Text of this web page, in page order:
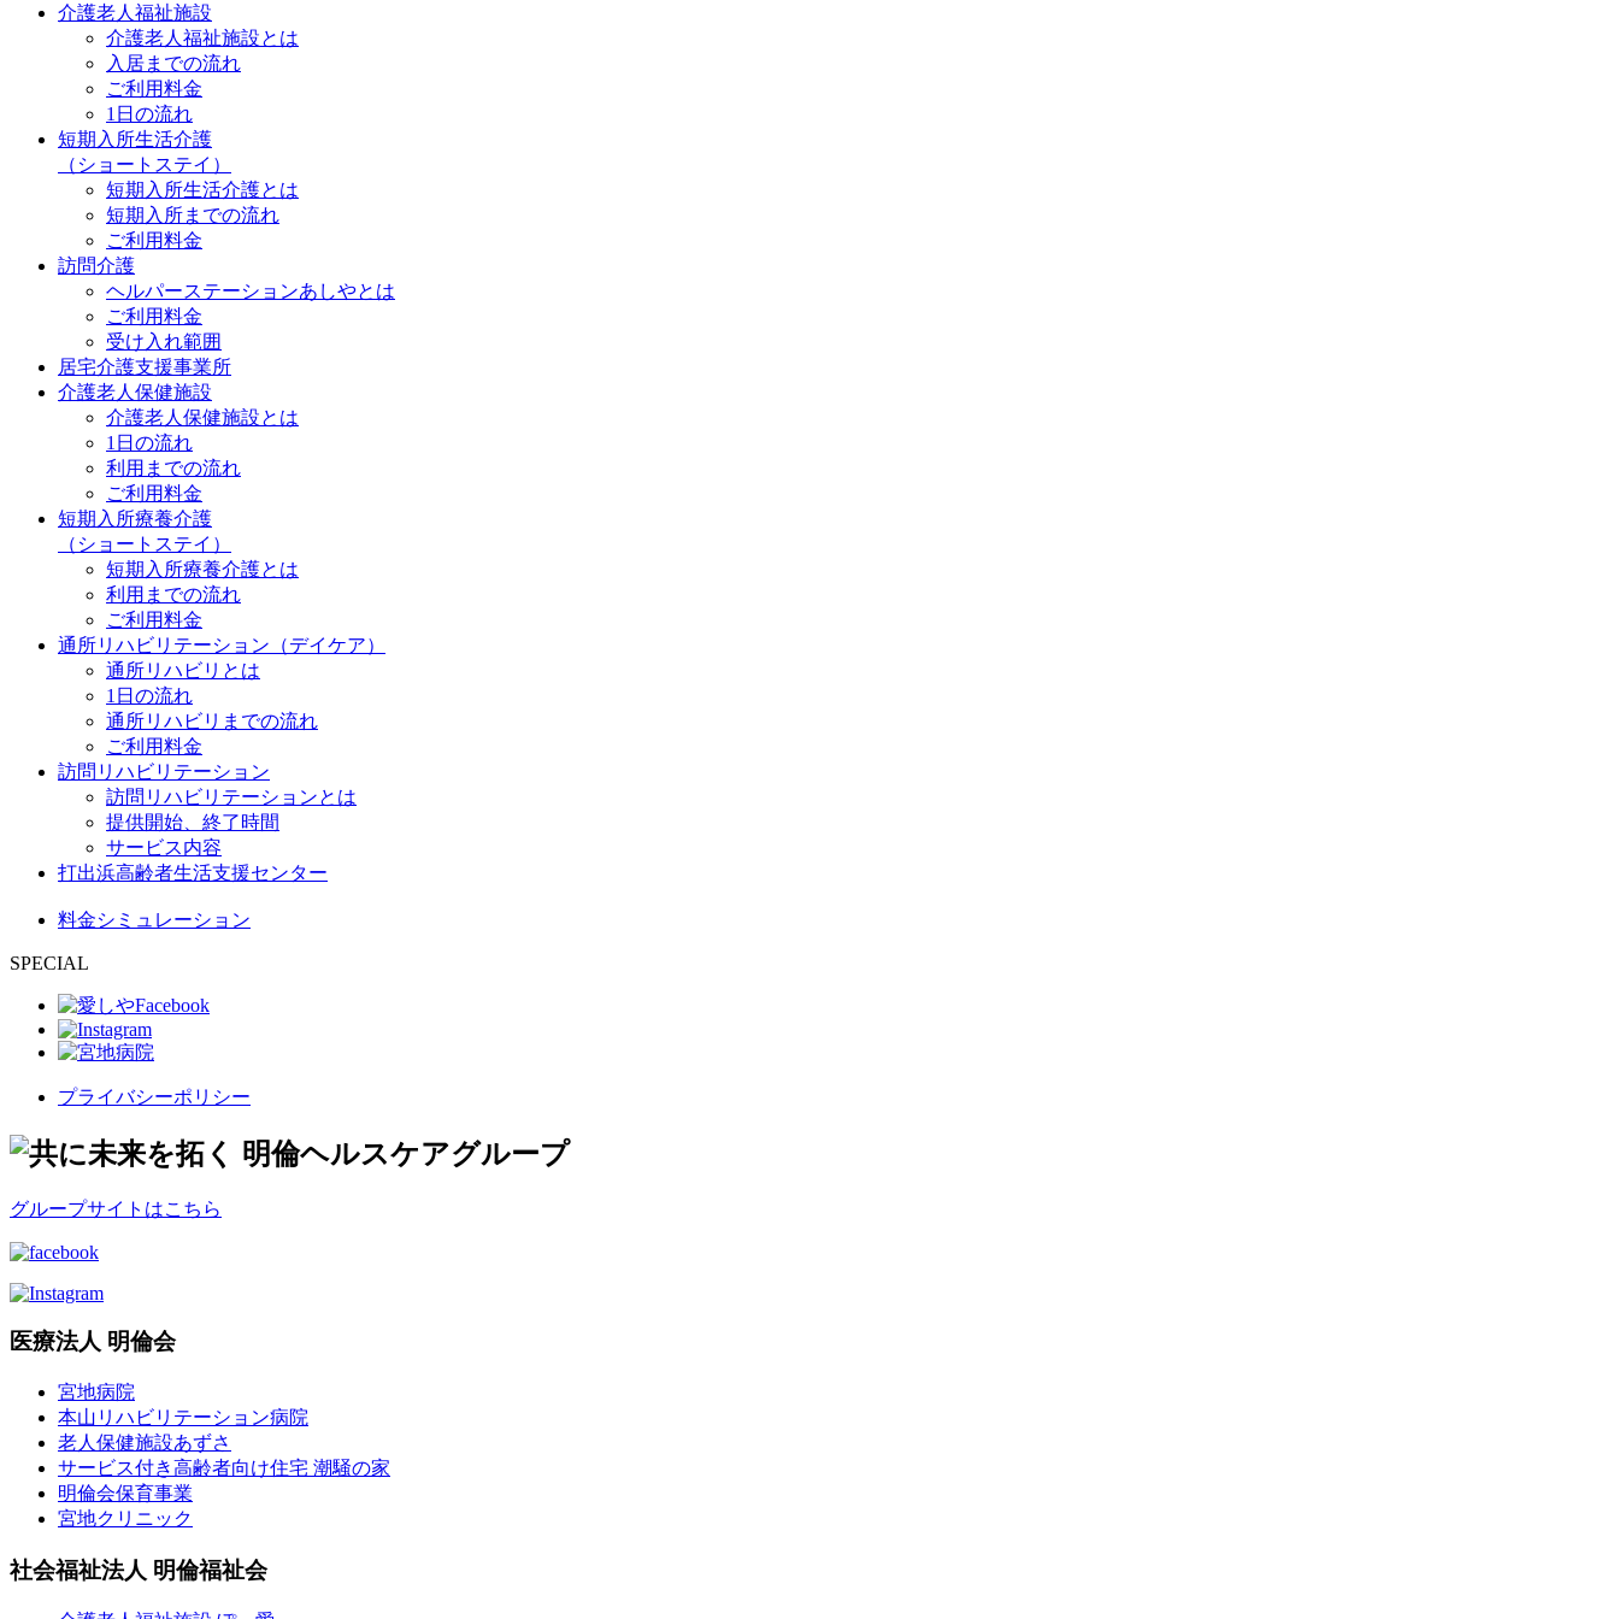
介護老人福祉施設
介護老人福祉施設とは
入居までの流れ
ご利用料金
1日の流れ
短期入所生活介護
（ショートステイ）
短期入所生活介護とは
短期入所までの流れ
ご利用料金
訪問介護
ヘルパーステーションあしやとは
ご利用料金
受け入れ範囲
居宅介護支援事業所
介護老人保健施設
介護老人保健施設とは
1日の流れ
利用までの流れ
ご利用料金
短期入所療養介護
（ショートステイ）
短期入所療養介護とは
利用までの流れ
ご利用料金
通所リハビリテーション（デイケア）
通所リハビリとは
1日の流れ
通所リハビリまでの流れ
ご利用料金
訪問リハビリテーション
訪問リハビリテーションとは
提供開始、終了時間
サービス内容
打出浜高齢者生活支援センター
料金シミュレーション
SPECIAL
プライバシーポリシー
グループサイトはこちら
医療法人 明倫会
宮地病院
本山リハビリテーション病院
老人保健施設あずさ
サービス付き高齢者向け住宅 潮騒の家
明倫会保育事業
宮地クリニック
社会福祉法人 明倫福祉会